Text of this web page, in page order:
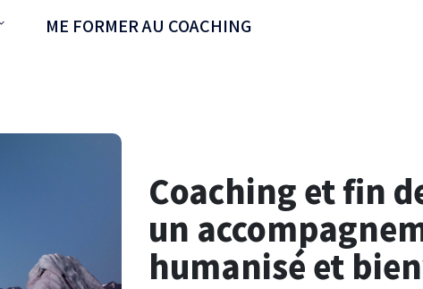
ME FORMER AU COACHING
Coaching et fin
un
humanisé et